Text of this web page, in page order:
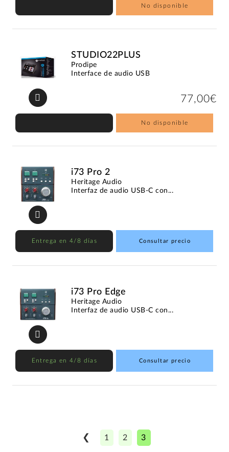
No disponible
STUDIO22PLUS
Prodipe
Interface de audio USB
77,00€
No disponible
i73 Pro 2
Heritage Audio
Interfaz de audio USB-C con...
Entrega en 4/8 días Consultar precio
i73 Pro Edge
Heritage Audio
Interfaz de audio USB-C con...
Entrega en 4/8 días Consultar precio
❮ 1 2 3